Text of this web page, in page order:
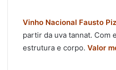
Vinho Nacional Fausto
partir da uva tannat. Com
estrutura e corpo. Valor